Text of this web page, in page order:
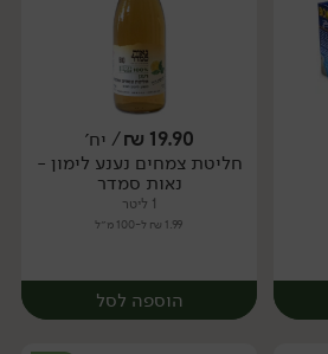
יח׳
19.90
₪/ יח׳
חליטת צמחים נענע לימון -
נאות סמדר
1 ליטר
1.99 ₪ ל-100 מ״ל
הוספה לסל